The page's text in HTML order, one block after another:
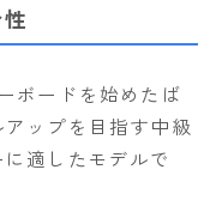
ボードを始めたば
ップを目指す中級
適したモデルで